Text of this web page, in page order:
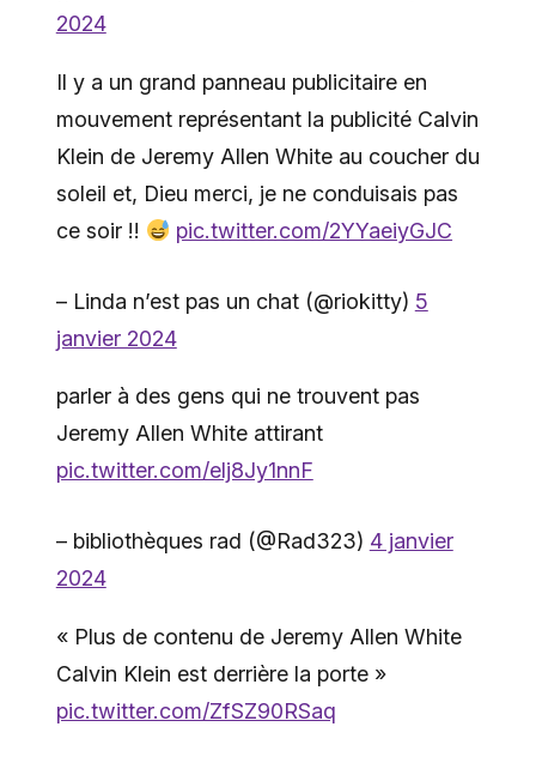
2024
Il y a un grand panneau publicitaire en
mouvement représentant la publicité Calvin
Klein de Jeremy Allen White au coucher du
soleil et, Dieu merci, je ne conduisais pas
ce soir !!
pic.twitter.com/2YYaeiyGJC
– Linda n’est pas un chat (@riokitty) 5
janvier 2024
parler à des gens qui ne trouvent pas
Jeremy Allen White attirant
pic.twitter.com/elj8Jy1nnF
– bibliothèques rad (@Rad323) 4 janvier
2024
« Plus de contenu de Jeremy Allen White
Calvin Klein est derrière la porte »
pic.twitter.com/ZfSZ90RSaq